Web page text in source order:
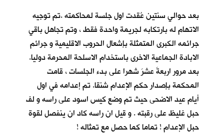
بعد حوالي سنتين عُقدت اول جلسة لمحاكمته .تم توجيه
الاتهام له بارتكابه لجريمة واحدة فقط ، وتم تجاهل باقي
جرائمه الكبرى المتمثلة بإشعال الحروب الاقليمية و جرائم
الابادة الجماعية الاخرى باستخدام الاسلحة المحرمة دوليا.
بعد مرور اربعةَ عشرَ شهرا على بدء الجلسات ، قامت
المحكمة بإصدار حكم الإعدام شنقا. تم إعدامه في اول
أيام عيد الاضحى حيث تم وضع كيس اسود على راسه و لف
حبل غليظ على رقبته . و قيل ان راسه كاد ان ينفصل لقوة
حبل الإعدام ! تماما كما حصل مع تمثاله !